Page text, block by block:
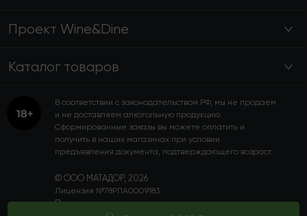
Проект Wine&Dine
Каталог товаров
© ООО МАТАДОР, 2026
Лицензия №78РПА0009183.
Пользовательское соглашение
В соответствии с законодательством РФ, мы не продаем
и не доставляем алкогольную продукцию.
Сформированные заказы вы можете оплатить и
получить в наших магазинах при условии
предъявления документа, подтверждающего возраст.